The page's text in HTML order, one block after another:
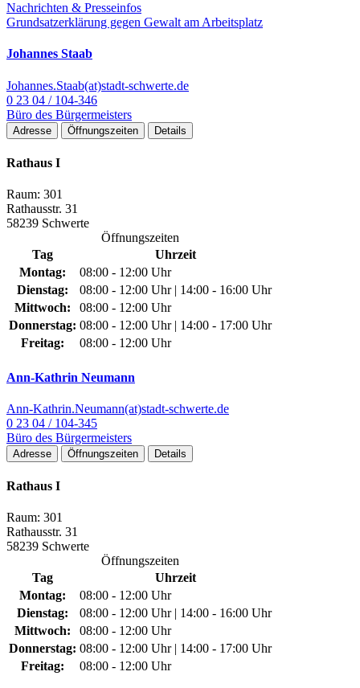
Nachrichten & Presseinfos
Grundsatzerklärung gegen Gewalt am Arbeitsplatz
Johannes Staab
Johannes.Staab(at)stadt-schwerte.de
0 23 04 / 104-346
Büro des Bürgermeisters
Adresse Öffnungszeiten Details
Rathaus I
Raum: 301
Rathausstr. 31
58239 Schwerte
Öffnungszeiten
Tag
Uhrzeit
Montag:
08:00 - 12:00 Uhr
Dienstag:
08:00 - 12:00 Uhr | 14:00 - 16:00 Uhr
Mittwoch:
08:00 - 12:00 Uhr
Donnerstag: 08:00 - 12:00 Uhr | 14:00 - 17:00 Uhr
Freitag:
08:00 - 12:00 Uhr
Ann-Kathrin Neumann
Ann-Kathrin.Neumann(at)stadt-schwerte.de
0 23 04 / 104-345
Büro des Bürgermeisters
Adresse Öffnungszeiten Details
Rathaus I
Raum: 301
Rathausstr. 31
58239 Schwerte
Öffnungszeiten
Tag
Uhrzeit
Montag:
08:00 - 12:00 Uhr
Dienstag:
08:00 - 12:00 Uhr | 14:00 - 16:00 Uhr
Mittwoch:
08:00 - 12:00 Uhr
Donnerstag: 08:00 - 12:00 Uhr | 14:00 - 17:00 Uhr
Freitag:
08:00 - 12:00 Uhr